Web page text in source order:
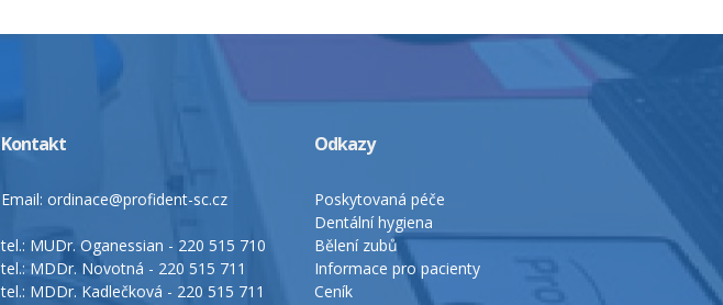
Kontakt
Email: ordinace@profident-sc.cz
tel.: MUDr. Oganessian - 220 515 710
tel.: MDDr. Novotná - 220 515 711
tel.: MDDr. Kadlečková - 220 515 711
Odkazy
Poskytovaná péče
Dentální hygiena
Bělení zubů
Informace pro pacienty
Ceník